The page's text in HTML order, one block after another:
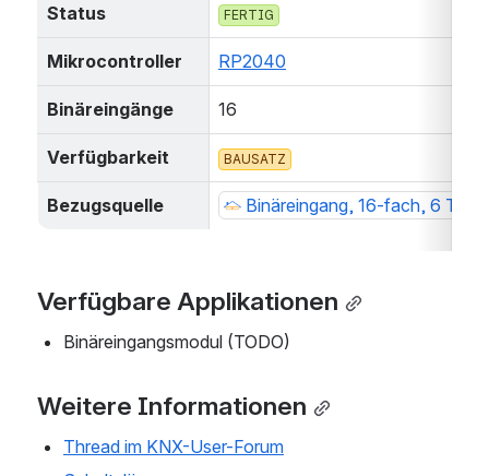
Status FERTIG
Mikrocontroller RP2040
Binäreingänge 16
Verfügbarkeit BAUSATZ
Bezugsquelle Binäreingang, 16-fach, 6 TE
Verfügbare Applikationen
Binäreingangsmodul (TODO)
Weitere Informationen
Thread im KNX-User-Forum